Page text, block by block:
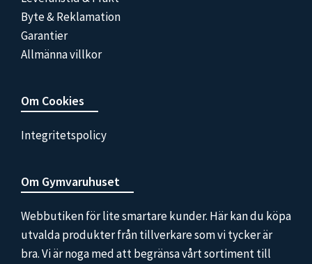
Byte & Reklamation
Garantier
Allmänna villkor
Om Cookies
Integritetspolicy
Om Gymvaruhuset
Webbutiken för lite smartare kunder. Här kan du köpa
utvalda produkter från tillverkare som vi tycker är
bra. Vi är noga med att begränsa vårt sortiment till